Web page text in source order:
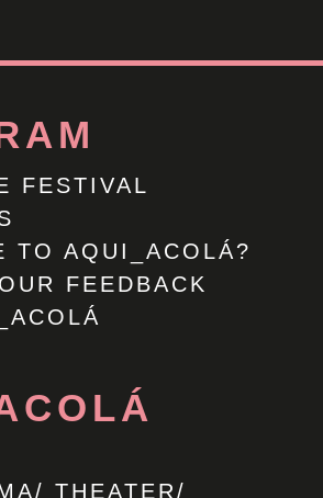
FESTIVAL
TO AQUI_ACOLÁ?
FEEDBACK
THEATER/